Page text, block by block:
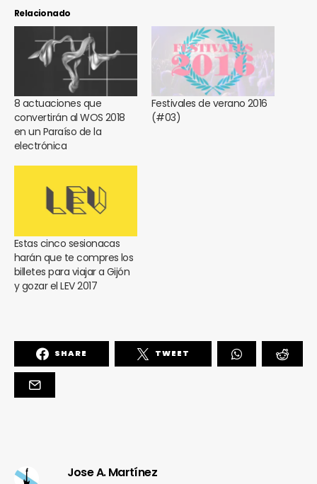
Relacionado
8 actuaciones que
convertirán al WOS 2018
en un Paraíso de la
electrónica
Festivales de verano 2016
(#03)
Estas cinco sesionacas
harán que te compres los
billetes para viajar a Gijón
y gozar el LEV 2017
SHARE TWEET
Jose A. Martínez